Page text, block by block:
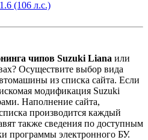
чипов Suzuki Liana или
Осуществите выбор вида
из списка сайта. Если
модификация Suzuki
Наполнение сайта,
производится каждый
также сведения по доступным
программы электронного БУ.